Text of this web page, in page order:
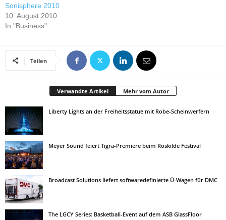
Sonisphere 2010
10. August 2010
In "Business"
Teilen
Verwandte Artikel Mehr vom Autor
Liberty Lights an der Freiheitsstatue mit Robe-Scheinwerfern
Meyer Sound feiert Tigra-Premiere beim Roskilde Festival
Broadcast Solutions liefert softwaredefinierte Ü-Wagen für DMC
The LGCY Series: Basketball-Event auf dem ASB GlassFloor